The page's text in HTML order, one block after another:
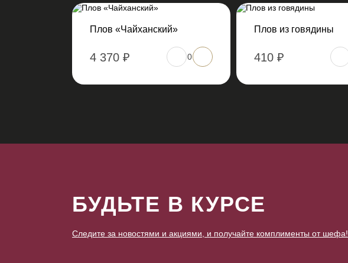
Плов «Чайханский»
4 370 ₽ 0
Плов из говядины
410 ₽
БУДЬТЕ В КУРСЕ
Следите за новостями и акциями, и получайте комплименты от шефа!